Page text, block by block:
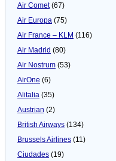
Air Comet(67)
Air Europa (75)
Air France – KLM (116)
Air Madrid (80)
Air Nostrum (53)
AirOne (6)
Alitalia (35)
Austrian (2)
British Airways (134)
Brussels Airlines (11)
Ciudades (19)